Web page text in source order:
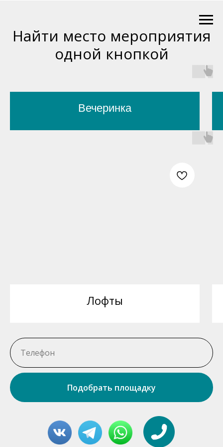
Найти место мероприятия
одной кнопкой
Вечеринка
Лофты
Подобрать площадку